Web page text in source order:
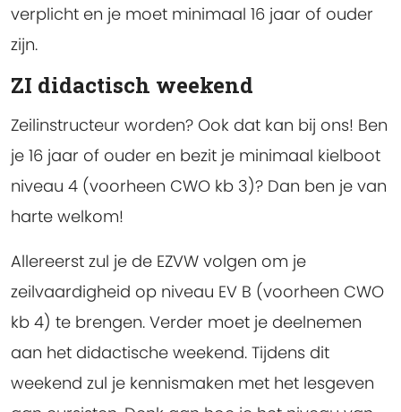
verplicht en je moet minimaal 16 jaar of ouder
zijn.
ZI didactisch weekend
Zeilinstructeur worden? Ook dat kan bij ons! Ben
je 16 jaar of ouder en bezit je minimaal kielboot
niveau 4 (voorheen CWO kb 3)? Dan ben je van
harte welkom!
Allereerst zul je de EZVW volgen om je
zeilvaardigheid op niveau EV B (voorheen CWO
kb 4) te brengen. Verder moet je deelnemen
aan het didactische weekend. Tijdens dit
weekend zul je kennismaken met het lesgeven